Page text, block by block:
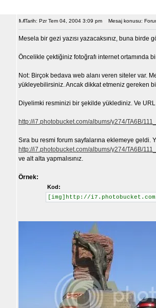
Tarih: Pzr Tem 04, 2004 3:09 pm Mesaj konusu:
Mesela bir gezi yazısı yazacaksınız, buna
Öncelikle çektiğiniz fotoğrafı internet ortamında
Not: Birçok bedava web alanı veren siteler var.
yükleyebilirsiniz. Ancak dikkat etmeniz gereken
Diyelimki resminizi bir şekilde yüklediniz. Ve
http://i7.photobucket.com/albums/y274/TA6B/
Sıra bu resmi forum sayfalarına eklemeye geldi.
http://i7.photobucket.com/albums/y274/TA6B/
ve alt alta yapmalısınız.
Örnek:
Kod:
[img]http://